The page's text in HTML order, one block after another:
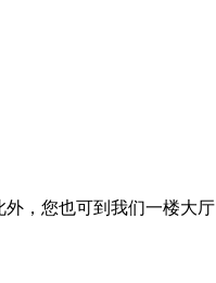
，您也可到我们一楼大